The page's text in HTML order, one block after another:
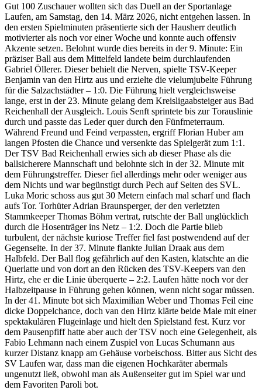
​Gut 100 Zuschauer wollten sich das Duell an der Sportanlage
Laufen, am Samstag, den 14. März 2026, nicht entgehen lassen. In
den ersten Spielminuten präsentierte sich der Hausherr deutlich
motivierter als noch vor einer Woche und konnte auch offensiv
Akzente setzen. Belohnt wurde dies bereits in der 9. Minute: Ein
präziser Ball aus dem Mittelfeld landete beim durchlaufenden
Gabriel Öllerer. Dieser behielt die Nerven, spielte TSV-Keeper
Benjamin van den Hirtz aus und erzielte die vielumjubelte Führung
für die Salzachstädter – 1:0. ​Die Führung hielt vergleichsweise
lange, erst in der 23. Minute gelang dem Kreisligaabsteiger aus Bad
Reichenhall der Ausgleich. Louis Senft sprintete bis zur Torauslinie
durch und passte das Leder quer durch den Fünfmeterraum.
Während Freund und Feind verpassten, ergriff Florian Huber am
langen Pfosten die Chance und versenkte das Spielgerät zum 1:1.
Der TSV Bad Reichenhall erwies sich ab dieser Phase als die
ballsicherere Mannschaft und belohnte sich in der 32. Minute mit
dem Führungstreffer. Dieser fiel allerdings mehr oder weniger aus
dem Nichts und war begünstigt durch Pech auf Seiten des SVL.
Luka Moric schoss aus gut 30 Metern einfach mal scharf und flach
aufs Tor. Torhüter Adrian Braunsperger, der den verletzten
Stammkeeper Thomas Böhm vertrat, rutschte der Ball unglücklich
durch die Hosenträger ins Netz – 1:2. ​Doch die Partie blieb
turbulent, der nächste kuriose Treffer fiel fast postwendend auf der
Gegenseite. In der 37. Minute flankte Julian Draak aus dem
Halbfeld. Der Ball flog gefährlich auf den Kasten, klatschte an die
Querlatte und von dort an den Rücken des TSV-Keepers van den
Hirtz, ehe er die Linie überquerte – 2:2. Laufen hätte noch vor der
Halbzeitpause in Führung gehen können, wenn nicht sogar müssen.
In der 41. Minute bot sich Maximilian Weber und Thomas Feil eine
dicke Doppelchance, doch van den Hirtz klärte beide Male mit einer
spektakulären Flugeinlage und hielt den Spielstand fest. Kurz vor
dem Pausenpfiff hatte aber auch der TSV noch eine Gelegenheit, als
Fabio Lehmann nach einem Zuspiel von Lucas Schumann aus
kurzer Distanz knapp am Gehäuse vorbeischoss. Bitter aus Sicht des
SV Laufen war, dass man die eigenen Hochkaräter abermals
ungenutzt ließ, obwohl man als Außenseiter gut im Spiel war und
dem Favoriten Paroli bot.